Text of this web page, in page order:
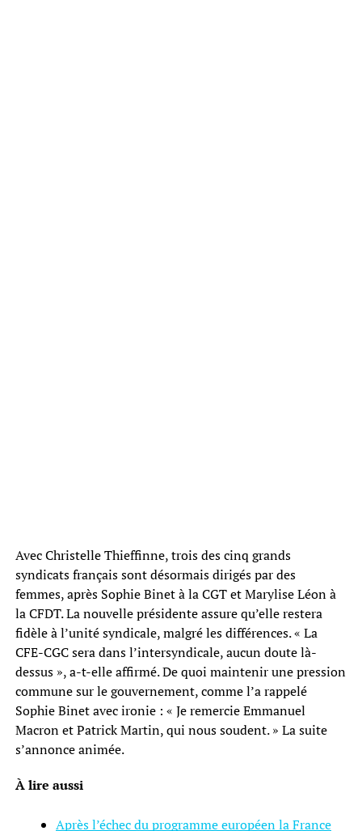
Avec Christelle Thieffinne, trois des cinq grands
syndicats français sont désormais dirigés par des
femmes, après Sophie Binet à la CGT et Marylise Léon à
la CFDT. La nouvelle présidente assure qu’elle restera
fidèle à l’unité syndicale, malgré les différences. « La
CFE-CGC sera dans l’intersyndicale, aucun doute là-
dessus », a-t-elle affirmé. De quoi maintenir une pression
commune sur le gouvernement, comme l’a rappelé
Sophie Binet avec ironie : « Je remercie Emmanuel
Macron et Patrick Martin, qui nous soudent. » La suite
s’annonce animée.
À lire aussi
Après l’échec du programme européen la France